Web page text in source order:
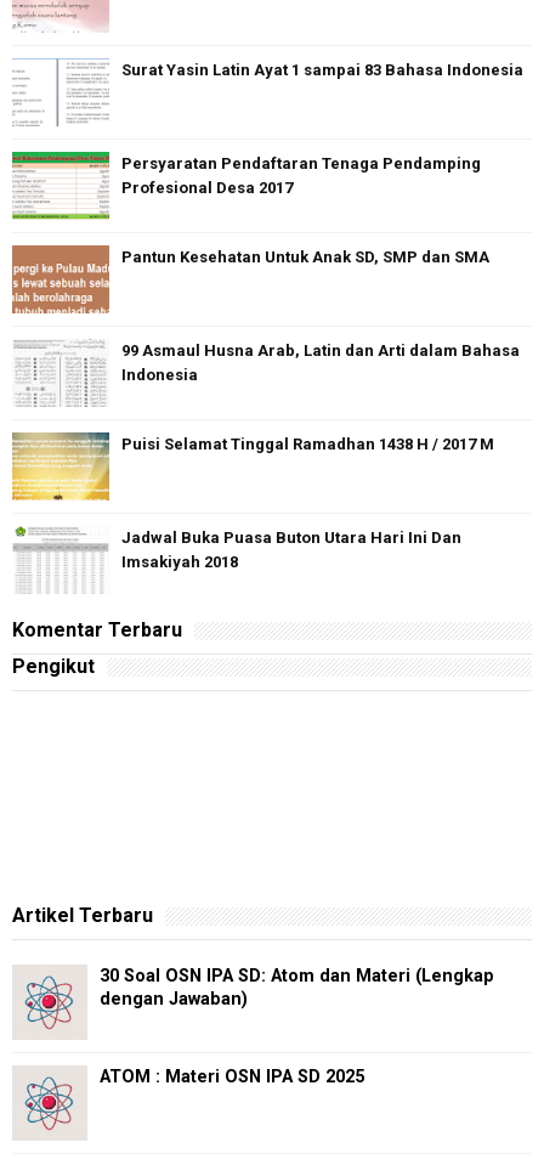
Surat Yasin Latin Ayat 1 sampai 83 Bahasa Indonesia
Persyaratan Pendaftaran Tenaga Pendamping
Profesional Desa 2017
Pantun Kesehatan Untuk Anak SD, SMP dan SMA
99 Asmaul Husna Arab, Latin dan Arti dalam Bahasa
Indonesia
Puisi Selamat Tinggal Ramadhan 1438 H / 2017 M
Jadwal Buka Puasa Buton Utara Hari Ini Dan
Imsakiyah 2018
Komentar Terbaru
Pengikut
Artikel Terbaru
30 Soal OSN IPA SD: Atom dan Materi (Lengkap
dengan Jawaban)
ATOM : Materi OSN IPA SD 2025